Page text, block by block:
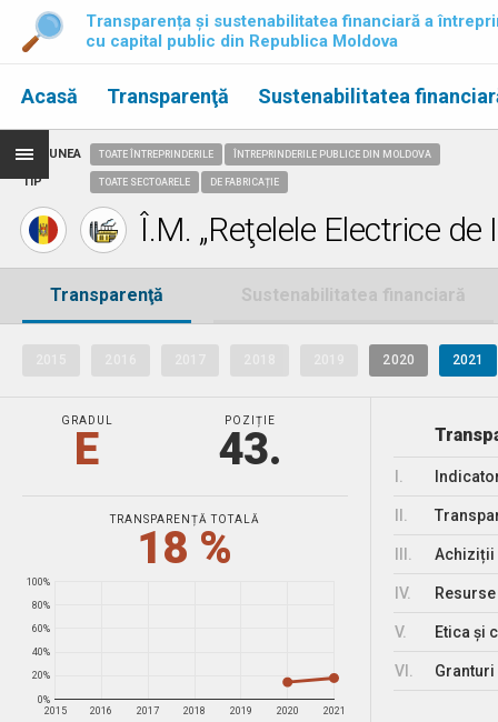
Transparența și sustenabilitatea financiară a
cu capital public din Republica Moldova
Acasă Transparenţă Sustenabilitatea
REGIUNEA
TIP
TOATE ÎNTREPRINDERILE ÎNTREPRINDERILE PUBLICE DIN MOLDOVA
TOATE SECTOARELE DE FABRICAȚIE
Î.M. „Reţelele Electrice
Transparenţă Sustenabilitatea financiară
2020 2021
GRADUL
E
POZIȚIE
43.
TRANSPARENȚĂ TOTALĂ
18 %
2015 2016 2017 2018 2019 2020 2021
0%
20%
40%
60%
80%
100%
Achiziții
IV.
V. Etica și
VI.